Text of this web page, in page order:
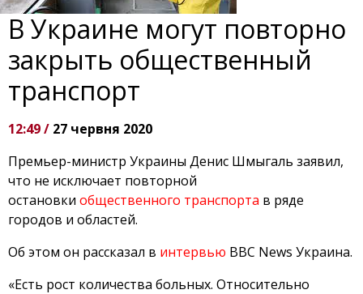
В Украине могут повторно
закрыть общественный
транспорт
12:49 / 27 червня 2020
Премьер-министр Украины Денис Шмыгаль заявил,
что не исключает повторной
остановки общественного транспорта в ряде
городов и областей.
Об этом он рассказал в интервью BBC News Украина.
«Есть рост количества больных. Относительно